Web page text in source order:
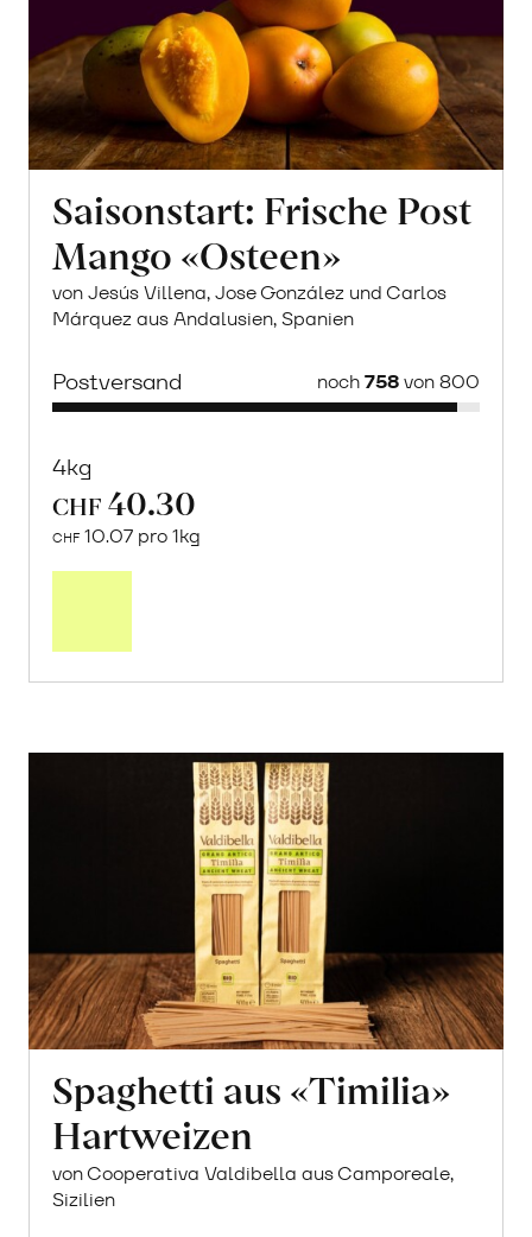
Saisonstart: Frische Post
Mango «Osteen»
von Jesús Villena, Jose González und Carlos
Márquez aus Andalusien, Spanien
Postversand noch758von 800
4kg
CHF 40.30
CHF 10.07 pro 1kg
Post
erfahren
Spaghetti aus «Timilia»
Hartweizen
von Cooperativa Valdibella aus Camporeale,
Sizilien